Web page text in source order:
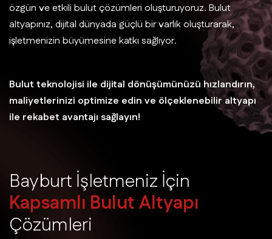
özgün ve etkili bulut çözümleri oluşturuyoruz. Bulut
altyapınız, dijital dünyada güçlü bir varlık oluşturarak,
işletmenizin büyümesine katkı sağlıyor.
Bulut teknolojisi ile dijital dönüşümünüzü hızlandırın,
maliyetlerinizi optimize edin ve ölçeklenebilir altyapı
ile rekabet avantajı sağlayın!
Bayburt İşletmeniz İçin
Kapsamlı BulutAltyapı
Çözümleri